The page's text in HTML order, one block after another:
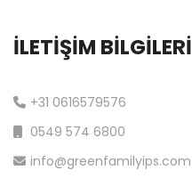
İLETIŞIM BILGILERI
+31 0616579576
0549 574 6800
info@greenfamilyips.com